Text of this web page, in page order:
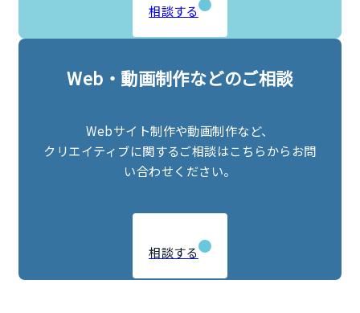
相談する
Web・動画制作などのご相談
Webサイト制作や動画制作など、
クリエイティブに関するご相談はこちらからお問
い合わせください。
相談する